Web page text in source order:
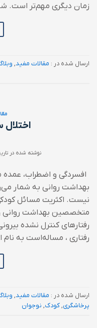
زمان ديگری مهم‌تر است.
ارسال شده در : مقالات مفید,
نوشته شده در
افسردگی و اضطراب،
بهداشت روانی به شمار
نیست. اکثریت مسائل
متخصصین بهداشت روانی
رفتارهای کنترل نشده
رفتاری ، مساله‌است به نام
ارسال شده در : مقالات مفید,
پرخاشگری,کودک, نوجوان